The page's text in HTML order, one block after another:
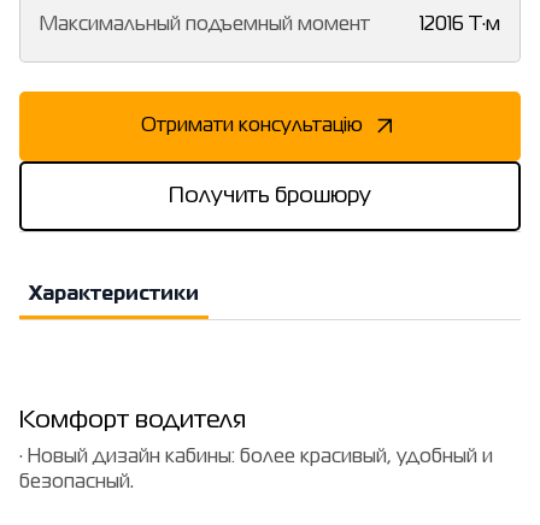
Максимальный подъемный момент 12016 Т·м
Отримати консультацію
Получить брошюру
Характеристики
Комфорт водителя
· Новый дизайн кабины: более красивый, удобный и
безопасный.